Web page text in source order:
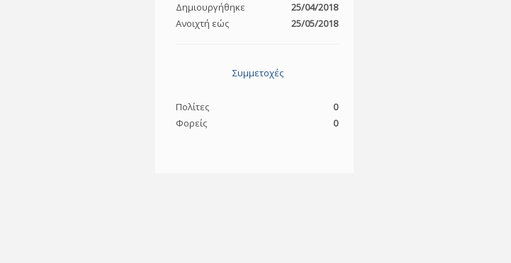
Δημιουργήθηκε
25/04/2018
Ανοιχτή εώς
25/05/2018
Συμμετοχές
Πολίτες
0
Φορείς
0